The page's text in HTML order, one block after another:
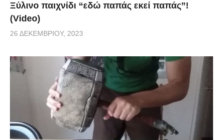
Ξύλινο παιχνίδι “εδώ παπάς εκεί παπάς”!
(Video)
26 ΔΕΚΕΜΒΡΊΟΥ, 2023